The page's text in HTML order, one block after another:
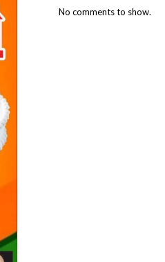
No comments to show.